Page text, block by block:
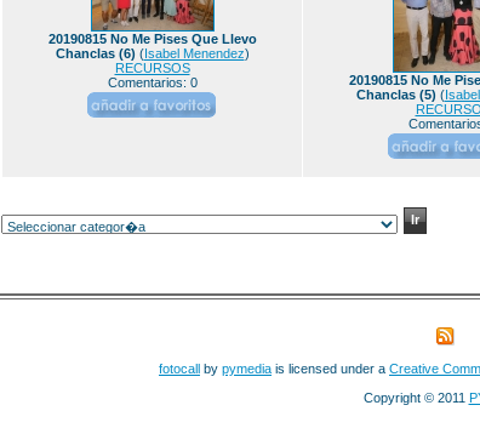
20190815 No Me Pises Que Llevo
Chanclas (6) (Isabel Menendez)
RECURSOS
Comentarios: 0
20190815 No Me
Chanclas (5) (
fotocall by pymedia is licensed under a Creative
Copyright © 2011